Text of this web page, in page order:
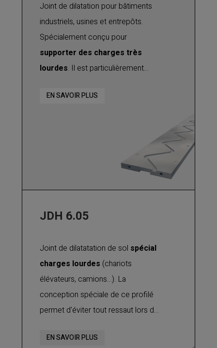
Joint de dilatation pour bâtiments
industriels, usines et entrepôts.
Spécialement conçu pour
supporter des charges très
lourdes. Il est particulièrement
sur poutres transversales. Plateaux
EN SAVOIR PLUS
JDH 6.05
Joint de dilatatation de sol spécial
charges lourdes (chariots
élévateurs, camions…). La
conception spéciale de ce profilé
permet d'éviter tout ressaut lors du
adapté pour les applications
EN SAVOIR PLUS